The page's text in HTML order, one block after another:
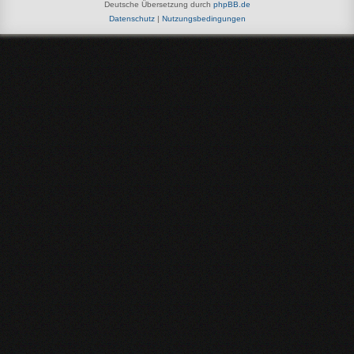
Deutsche Übersetzung durch phpBB.de
Datenschutz| Nutzungsbedingungen